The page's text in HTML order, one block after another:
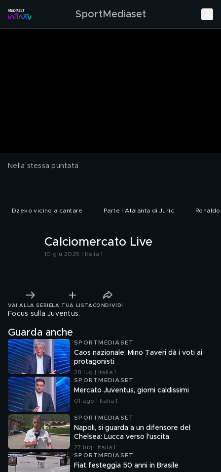
SportMediaset
Nella stessa puntata
Dzeko vicino a cantare Parte l'Atalanta di Juric
Calciomercato Live
10 giu 2025 | Italia 1
VAI ALLA SERIE LA TUA LISTA CONDIVIDI
Focus sulla Juventus.
Guarda anche
SPORTMEDIASET
Caos nazionale: Mino Taveri dà i voti ai
protagonisti
28 lug | Italia 1
SPORTMEDIASET
Mercato Juventus, giorni caldissimi
01 ago | Italia 1
SPORTMEDIASET
Napoli, si guarda a un difensore del
Chelsea: Lucca verso l'uscita
27 lug | Italia 1
SPORTMEDIASET
Fiat festeggia 50 anni in Brasile